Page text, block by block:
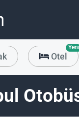
Otel
Yeni